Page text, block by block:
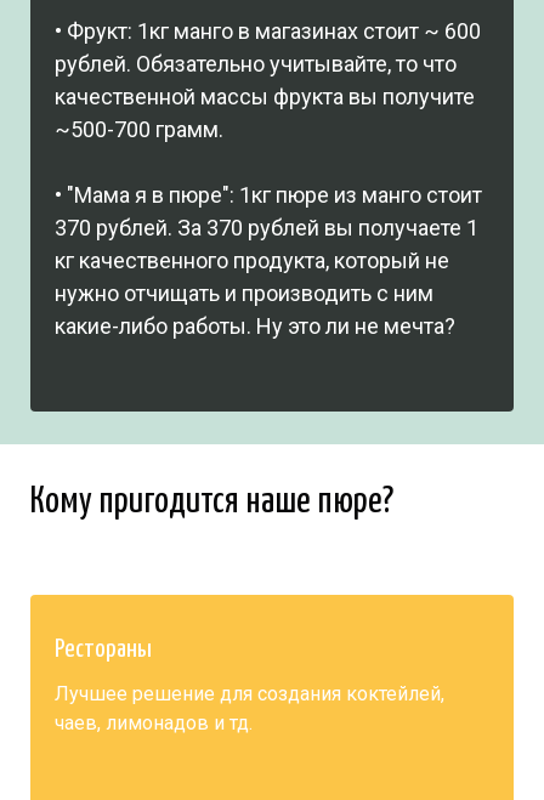
• Фрукт: 1кг манго в магазинах стоит ~ 600
рублей. Обязательно учитывайте, то что
качественной массы фрукта вы получите
~500-700 грамм.
• "Мама я в пюре": 1кг пюре из манго стоит
370 рублей. За 370 рублей вы получаете 1
кг качественного продукта, который не
нужно отчищать и производить с ним
какие-либо работы. Ну это ли не мечта?
Кому пригодится наше пюре?
Рестораны
Лучшее решение для создания коктейлей,
чаев, лимонадов и тд.